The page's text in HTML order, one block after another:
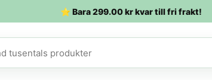
⭐ Bara299.00krkvar till fri frakt!